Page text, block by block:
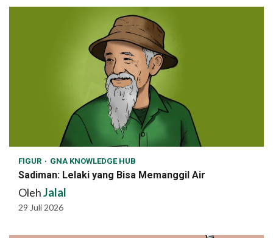
FIGUR GNA KNOWLEDGE HUB
Sadiman: Lelaki yang Bisa Memanggil Air
OlehJalal
29 Juli 2026